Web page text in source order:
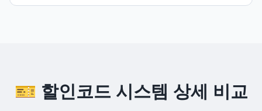
🎫 할인코드 시스템 상세 비교